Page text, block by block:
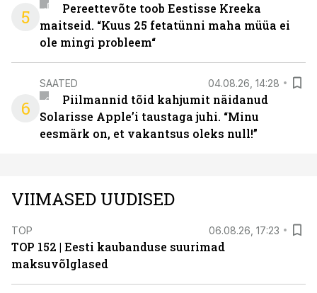
5
Pereettevõte toob Eestisse Kreeka
maitseid. “Kuus 25 fetatünni maha müüa ei
ole mingi probleem“
6
SAATED 04.08.26, 14:28
Piilmannid tõid kahjumit näidanud
Solarisse Apple’i taustaga juhi. “Minu
eesmärk on, et vakantsus oleks null!”
VIIMASED UUDISED
TOP 06.08.26, 17:23
TOP 152 | Eesti kaubanduse suurimad
maksuvõlglased